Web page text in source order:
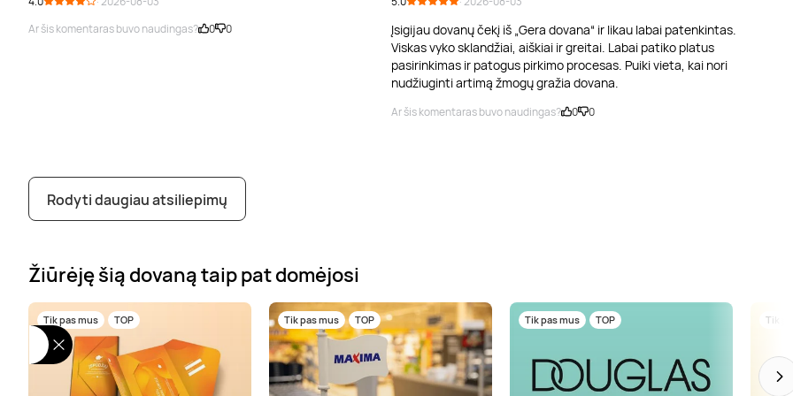
Ar šis komentaras buvo naudingas?
0 0
Įsigijau dovanų čekį iš „Gera dovana“ ir likau labai patenkintas.
Viskas vyko sklandžiai, aiškiai ir greitai. Labai patiko platus
pasirinkimas ir patogus pirkimo procesas. Puiki vieta, kai nori
nudžiuginti artimą žmogų gražia dovana.
Ar šis komentaras buvo naudingas? 0 0
Rodyti daugiau atsiliepimų
Žiūrėję šią dovaną taip pat domėjosi
Tik pas mus TOP Tik pas mus TOP Tik pas mus TOP Tik